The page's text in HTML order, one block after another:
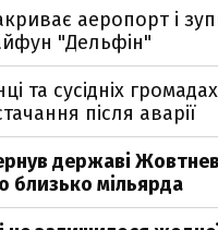
аеропорт і
"Дельфін"
та сусідніх
після аварії
державі
близько мільярда